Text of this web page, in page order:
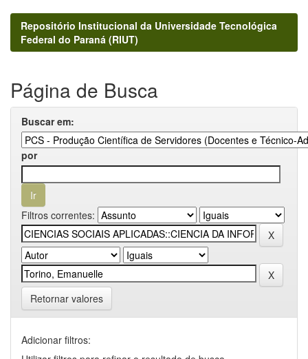
Repositório Institucional da Universidade Tecnológica
Federal do Paraná (RIUT)
Página de Busca
Buscar em:
por
Filtros correntes:
Retornar valores
Adicionar filtros: